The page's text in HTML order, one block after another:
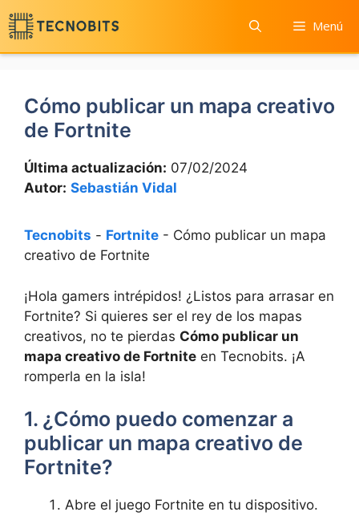
Saltar
al
contenido
Menú
Cómo publicar un mapa creativo
de Fortnite
Última actualización: 07/02/2024
Autor: Sebastián Vidal
Tecnobits - Fortnite - Cómo publicar un mapa
creativo de Fortnite
¡Hola gamers intrépidos! ¿Listos para arrasar en
Fortnite? Si quieres ser el rey de los mapas
creativos, no te pierdas Cómo publicar un
mapa creativo de Fortnite en Tecnobits. ¡A
romperla en la isla!
1. ¿Cómo puedo comenzar a
publicar un mapa creativo de
Fortnite?
Abre el juego Fortnite en tu dispositivo.